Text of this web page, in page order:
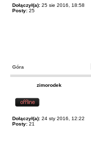
Dołączył(a): 25 sie 2016, 18:58
Posty: 25
Góra
zimorodek
Dołączył(a): 24 sty 2016, 12:22
Posty: 21